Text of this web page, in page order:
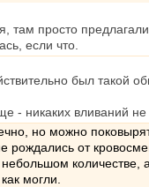
там просто
если что.
был такой
- никаких вливаний
но можно
рождались от
количестве,
могли.